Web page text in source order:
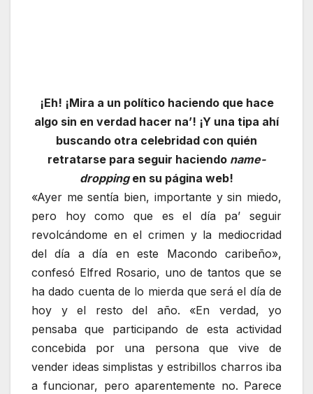
¡Eh! ¡Mira a un político haciendo que hace
algo sin en verdad hacer na’! ¡Y una tipa ahí
buscando otra celebridad con quién
retratarse para seguir haciendo name-
droppingen su página web!
«Ayer me sentía bien, importante y sin miedo,
pero hoy como que es el día pa’ seguir
revolcándome en el crimen y la mediocridad
del día a día en este Macondo caribeño»,
confesó Elfred Rosario, uno de tantos que se
ha dado cuenta de lo mierda que será el día de
hoy y el resto del año. «En verdad, yo
pensaba que participando de esta actividad
concebida por una persona que vive de
vender ideas simplistas y estribillos charros iba
a funcionar, pero aparentemente no. Parece